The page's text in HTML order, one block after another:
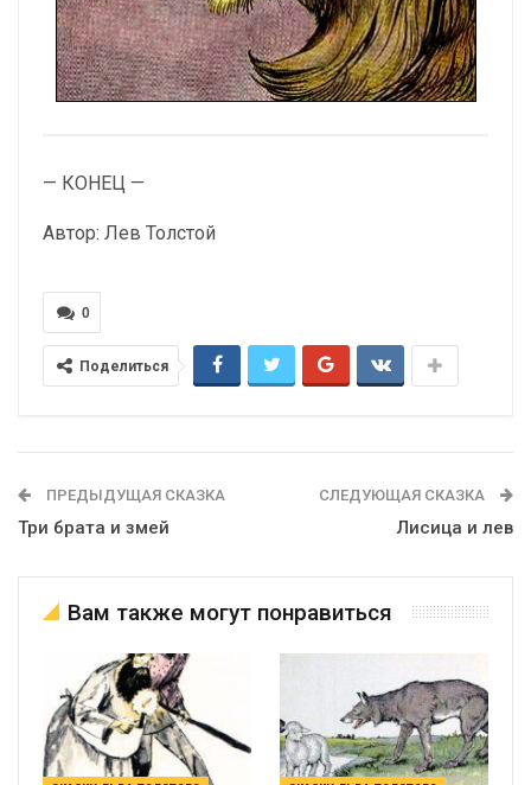
— КОНЕЦ —
Автор: Лев Толстой
0
Поделиться
ПРЕДЫДУЩАЯ СКАЗКА
Три брата и змей
СЛЕДУЮЩАЯ СКАЗКА
Лисица и лев
Вам также могут понравиться